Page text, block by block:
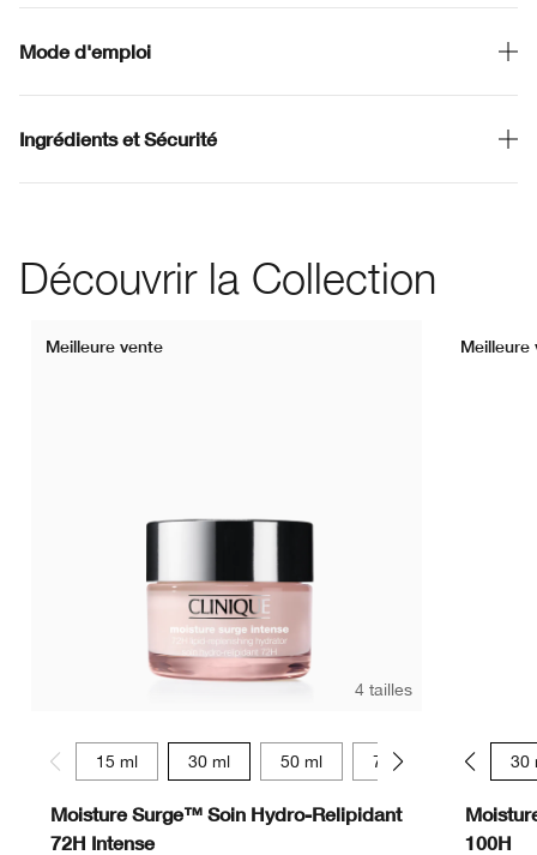
Mode d'emploi
Ingrédients et Sécurité
Découvrir la Collection
Meilleure vente
4 tailles
15 ml 30 ml 50 ml 75 ml
Moisture Surge™ Soin Hydro-Relipidant
72H Intense
Meilleure
30
100H